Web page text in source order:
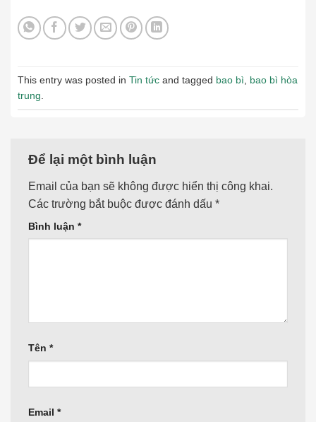
This entry was posted in Tin tức and tagged bao bì
bao bì hòa
trung
Để lại một bình luận
Email của bạn sẽ không được hiển thị công khai.
Các trường bắt buộc được đánh dấu *
Bình luận *
Tên *
Email *